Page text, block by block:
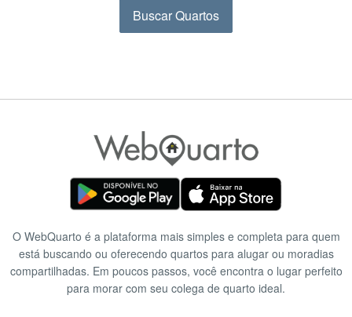
Buscar Quartos
O WebQuarto é a plataforma mais simples e completa para quem
está buscando ou oferecendo quartos para alugar ou moradias
compartilhadas. Em poucos passos, você encontra o lugar perfeito
para morar com seu colega de quarto ideal.